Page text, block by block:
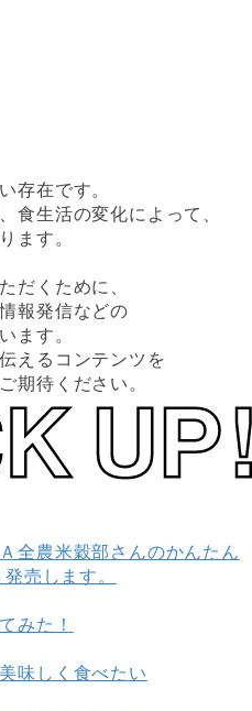
存在です。
食生活の変化によって、
ます。
だくために、
報発信などの
ます。
えるコンテンツを
期待ください。
全農米穀部さんのかんたん
売します。
みた！
味しく食べたい